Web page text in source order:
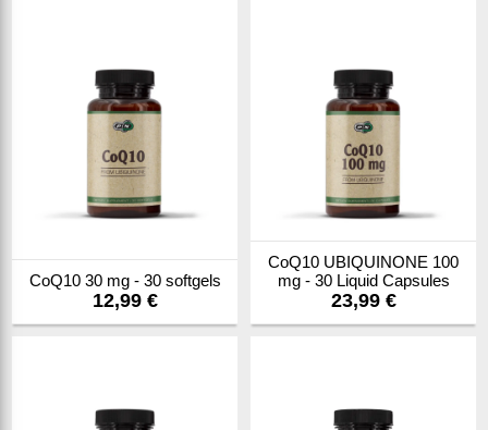
CoQ10 30 mg - 30 softgels
12,99 €
CoQ10 UBIQUINONE 100
mg - 30 Liquid Capsules
23,99 €